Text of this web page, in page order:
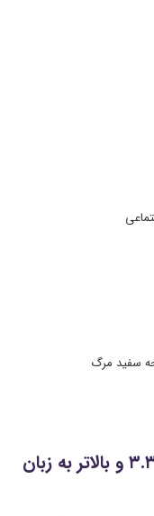
سفید مرگ
آموزش فارسی ” کلیات وردپـرس ۳.۳ و بالاتر به زبان